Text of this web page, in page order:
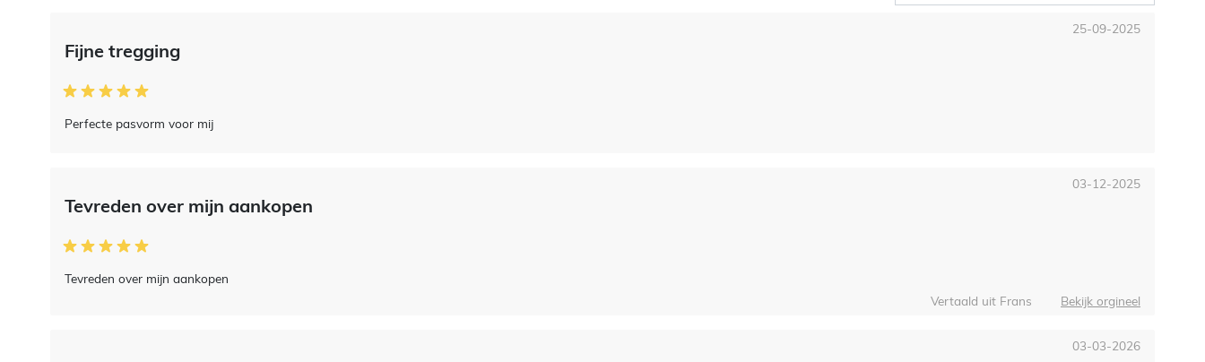
Fijne tregging
Perfecte pasvorm voor mij
25-09-2025
Tevreden over mijn aankopen
Tevreden over mijn aankopen
03-12-2025
Vertaald uit Frans Bekijk orgineel
03-03-2026